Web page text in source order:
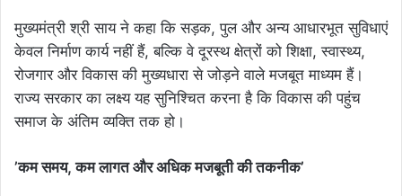
मुख्यमंत्री श्री साय ने कहा कि सड़क, पुल और अन्य आधारभूत सुविधाएं
केवल निर्माण कार्य नहीं हैं, बल्कि वे दूरस्थ क्षेत्रों को शिक्षा, स्वास्थ्य,
रोजगार और विकास की मुख्यधारा से जोड़ने वाले मजबूत माध्यम हैं।
राज्य सरकार का लक्ष्य यह सुनिश्चित करना है कि विकास की पहुंच
समाज के अंतिम व्यक्ति तक हो।
’कम समय, कम लागत और अधिक मजबूती की तकनीक’